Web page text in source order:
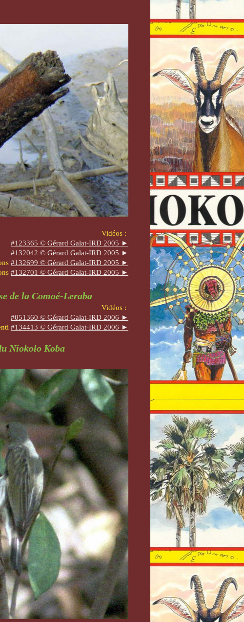
Vidéos :
#123365 © Gérard Galat-IRD 2005 ►
#132042 © Gérard Galat-IRD 2005 ►
#132699 © Gérard Galat-IRD 2005 ►
#132701 © Gérard Galat-IRD 2005 ►
de la Comoé-Leraba
Vidéos :
#051360 © Gérard Galat-IRD 2006 ►
#134413 © Gérard Galat-IRD 2006 ►
Niokolo Koba